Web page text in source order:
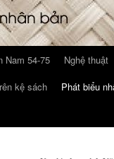
Nam 54-75
Nghệ thuật
kệ sách
Phát biểu